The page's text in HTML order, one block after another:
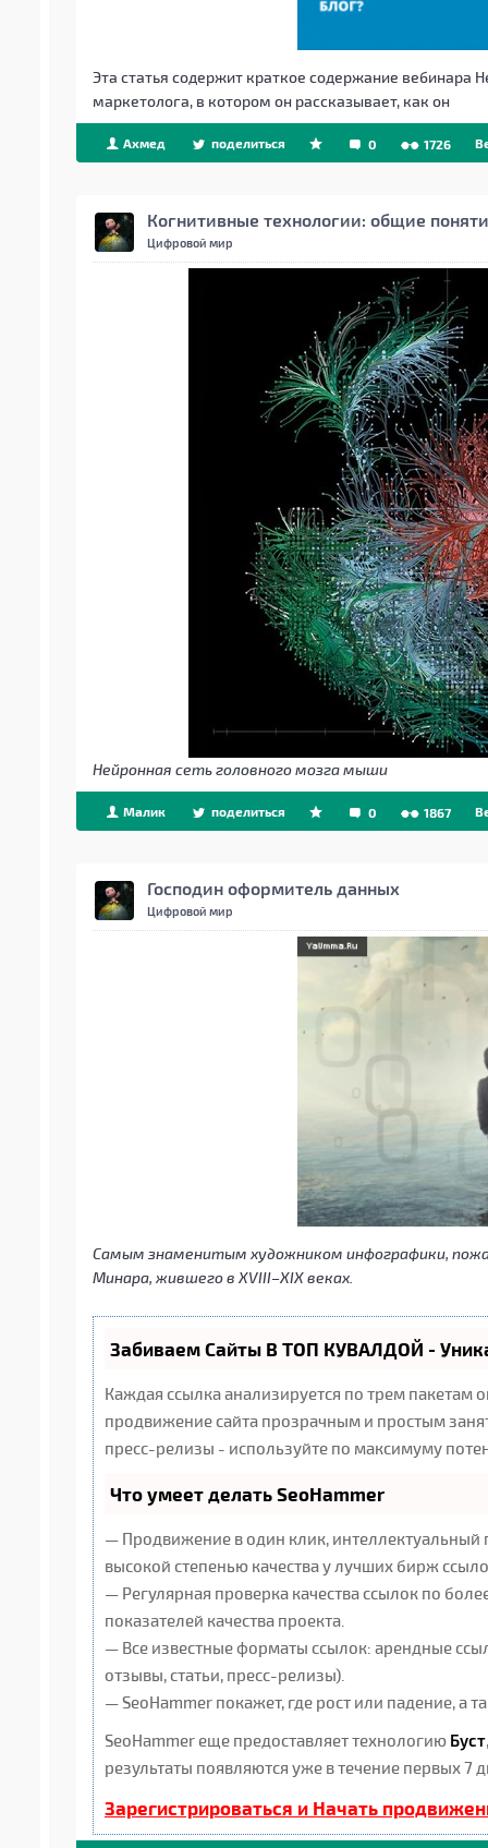
Эта статья содержит краткое содержание вебинара
маркетолога, в котором он рассказывает, как он
Ахмед поделиться 0 1726
Когнитивные технологии: общие
Цифровой мир
Нейронная сеть головного мозга мыши
Малик поделиться 0 1867
Господин оформитель данных
Цифровой мир
Самым знаменитым художником инфографики,
Минара, жившего в XVIII–XIX веках.
Забиваем Сайты В ТОП КУВАЛДОЙ -
Каждая ссылка анализируется по трем пакетам
продвижение сайта прозрачным и простым
пресс-релизы - используйте по максимуму
Что умеет делать SeoHammer
— Продвижение в один клик, интеллектуальный
высокой степенью качества у лучших бирж
— Регулярная проверка качества ссылок по
показателей качества проекта.
— Все известные форматы ссылок: арендные
отзывы, статьи, пресс-релизы).
— SeoHammer покажет, где рост или падение, а
SeoHammer еще предоставляет технологию Буст
результаты появляются уже в течение первых 7
Зарегистрироваться и Начать